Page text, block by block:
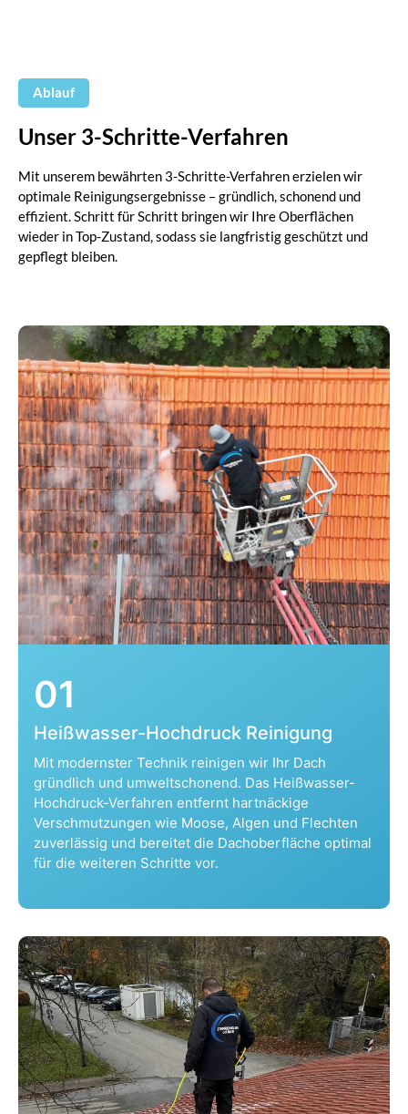
Ablauf
Unser 3-Schritte-Verfahren
Mit unserem bewährten 3-Schritte-Verfahren erzielen wir
optimale Reinigungsergebnisse – gründlich, schonend und
effizient. Schritt für Schritt bringen wir Ihre Oberflächen
wieder in Top-Zustand, sodass sie langfristig geschützt und
gepflegt bleiben.
01
Heißwasser-Hochdruck Reinigung
Mit modernster Technik reinigen wir Ihr Dach
gründlich und umweltschonend. Das Heißwasser-
Hochdruck-Verfahren entfernt hartnäckige
Verschmutzungen wie Moose, Algen und Flechten
zuverlässig und bereitet die Dachoberfläche optimal
für die weiteren Schritte vor.